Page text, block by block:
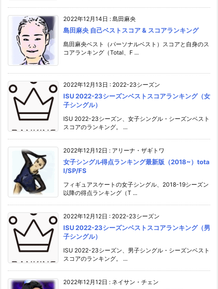
2022年12月14日 : 島田麻央
島田麻央 自己ベストスコア & スコアランキング
島田麻央ベスト（パーソナルベスト）スコアと自身のス
コアランキング（Total、F ...
2022年12月13日 : 2022-23シーズン
ISU 2022-23シーズンベストスコアランキング（女
子シングル）
ISU 2022-23シーズン、女子シングル・シーズンベスト
スコアのランキング。 ...
2022年12月12日 : アリーナ・ザギトワ
女子シングル得点ランキング最新版（2018~）tota
l/SP/FS
フィギュアスケートの女子シングル、2018-19シーズン
以降の得点ランキング（T ...
2022年12月12日 : 2022-23シーズン
ISU 2022-23シーズンベストスコアランキング（男
子シングル）
ISU 2022-23シーズン、男子シングル・シーズンベスト
スコアのランキング。 ...
2022年12月12日 : ネイサン・チェン